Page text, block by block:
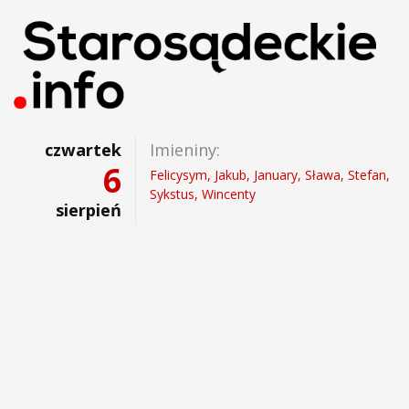
czwartek
6
sierpień
Imieniny:
Felicysym, Jakub, January, Sława, Stefan,
Sykstus, Wincenty